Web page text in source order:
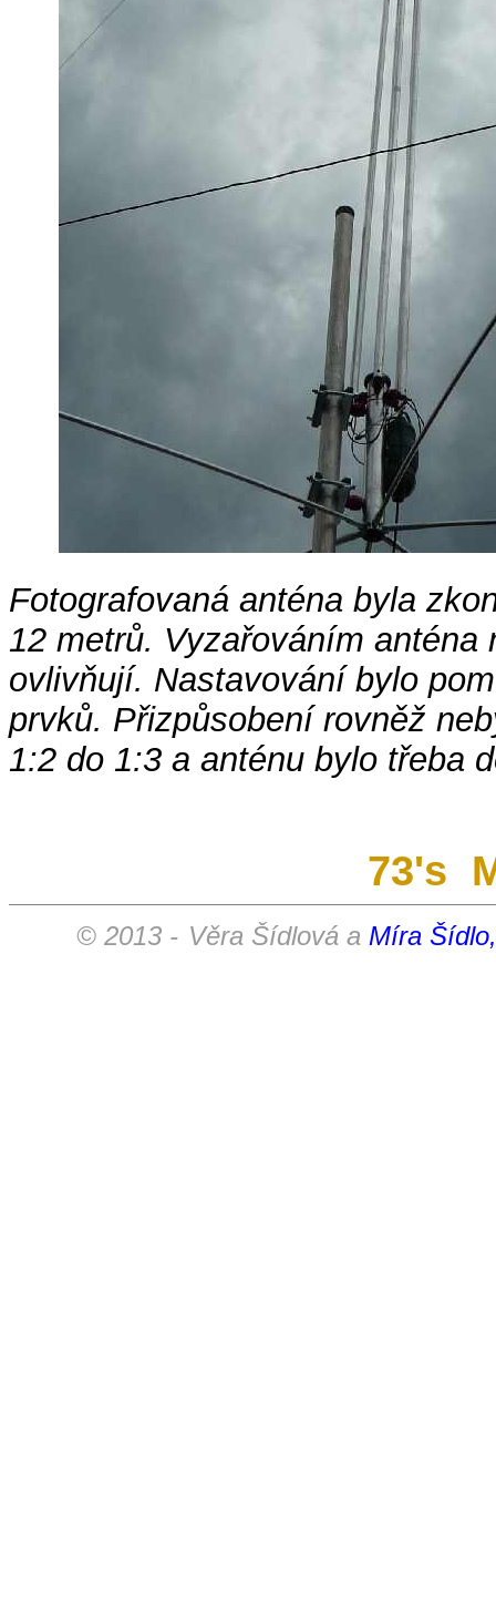
Fotografovaná anténa byla
12 metrů. Vyzařováním
ovlivňují. Nastavování bylo
prvků. Přizpůsobení rovněž
1:2 do 1:3 a anténu bylo třeba
73's
© 2013 - Věra Šídlová a Míra